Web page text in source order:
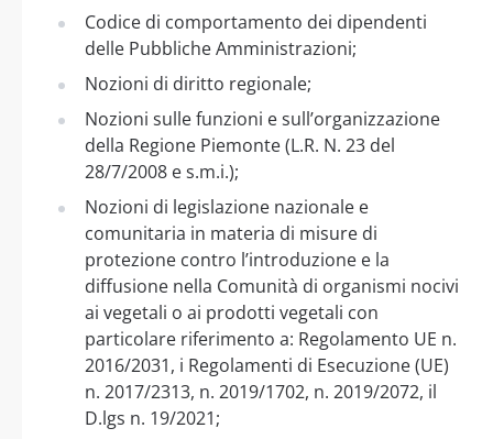
Codice di comportamento dei dipendenti
delle Pubbliche Amministrazioni;
Nozioni di diritto regionale;
Nozioni sulle funzioni e sull’organizzazione
della Regione Piemonte (L.R. N. 23 del
28/7/2008 e s.m.i.);
Nozioni di legislazione nazionale e
comunitaria in materia di misure di
protezione contro l’introduzione e la
diffusione nella Comunità di organismi nocivi
ai vegetali o ai prodotti vegetali con
particolare riferimento a: Regolamento UE n.
2016/2031, i Regolamenti di Esecuzione (UE)
n. 2017/2313, n. 2019/1702, n. 2019/2072, il
D.lgs n. 19/2021;